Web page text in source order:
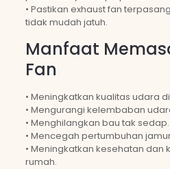
• Pastikan exhaust fan
tidak mudah jatuh.
Manfaat
Fan
• Meningkatkan kualitas udara
• Mengurangi kelembaban
• Menghilangkan bau tak sedap.
• Mencegah pertumbuhan
• Meningkatkan kesehatan dan
rumah.